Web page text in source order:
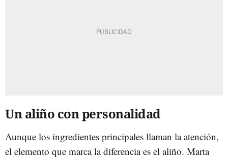
Un aliño con personalidad
Aunque los ingredientes principales llaman la atención,
el elemento que marca la diferencia es el aliño. Marta